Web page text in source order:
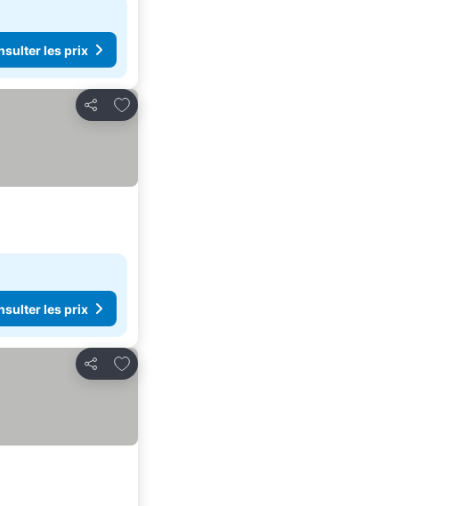
les prix
Partager
Ajouter à mes favoris
les prix
Partager
Ajouter à mes favoris